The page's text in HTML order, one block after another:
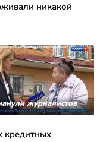
никакой
журналистов
кредитных